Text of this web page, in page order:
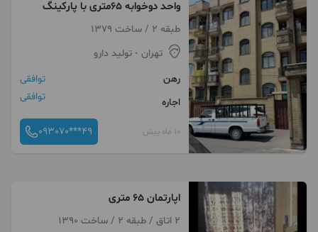
واحد دوخوابه ۶۵متری با پارکینگ
طبقه 2 / ساخت 1379
تهران - تولید دارو
رهن
توافقی
اجاره
توافقی
10 ماه پیش 093070***49
اپارتمان ۶۵ متری
2 اتاق / طبقه 2 / ساخت 1390